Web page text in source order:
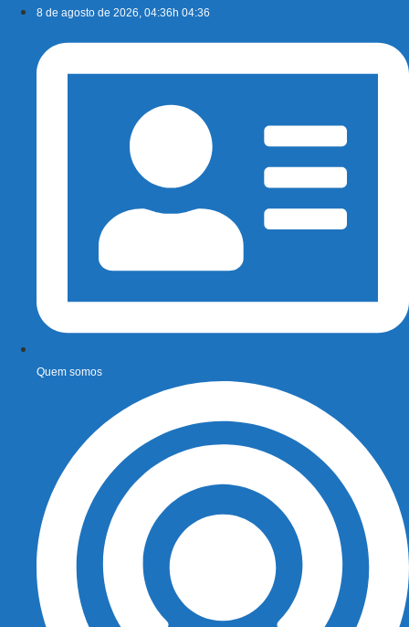
conteúdo
8 de agosto de 2026, 04:36h 04:36
Quem somos